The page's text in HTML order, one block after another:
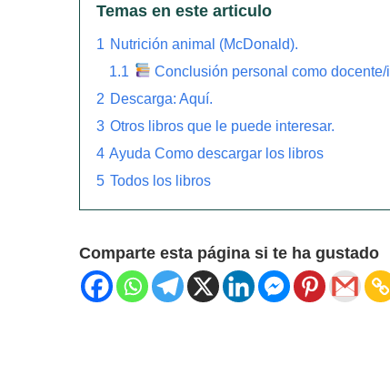
Temas en este articulo
1 Nutrición animal (McDonald).
1.1
Conclusión personal como
2 Descarga: Aquí.
3 Otros libros que le puede interesar.
4 Ayuda Como descargar los libros
5 Todos los libros
Comparte esta página si te ha gustado